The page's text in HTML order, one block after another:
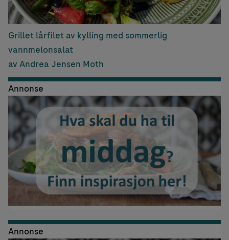
Grillet lårfilet av kylling med sommerlig
vannmelonsalat
av Andrea Jensen Moth
Annonse
Annonse